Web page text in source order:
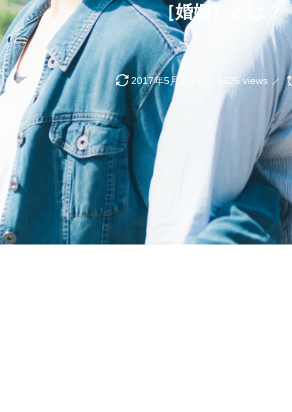
［婚姻］とは？
2017年5月17日 1625 views